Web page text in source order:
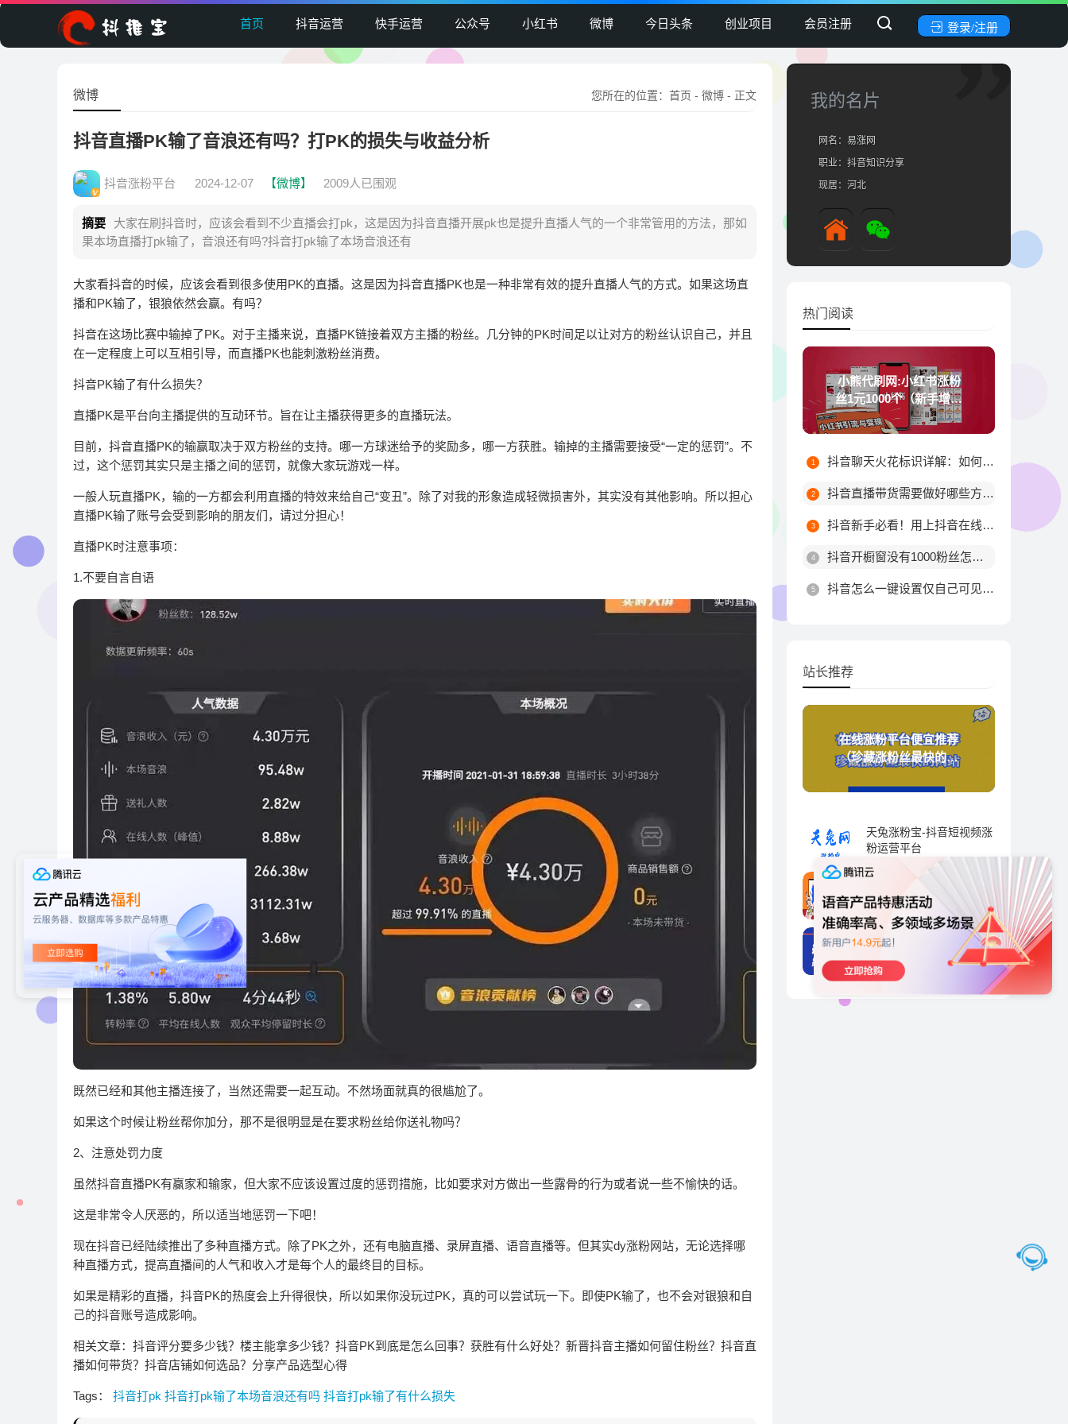
首页 抖音运营 快手运营 公众号 小红书 微博 今日头条 创业项目 会员注册 登录/注册
您所在的位置： 首页 - 微博 - 正文
微博
抖音直播PK输了音浪还有吗？打PK的损失与收益分析
抖音涨粉平台 2024-12-07 【微博】 2009人已围观
摘要
大家在刷抖音时，应该会看到不少直播会打pk，这是因为抖音直播开展pk也是提升直播人气的一个非常管用的方法，那如
果本场直播打pk输了，音浪还有吗?抖音打pk输了本场音浪还有
大家看抖音的时候，应该会看到很多使用PK的直播。这是因为抖音直播PK也是一种非常有效的提升直播人气的方式。如果这场直
播和PK输了，银狼依然会赢。有吗？
抖音在这场比赛中输掉了PK。对于主播来说，直播PK链接着双方主播的粉丝。几分钟的PK时间足以让对方的粉丝认识自己，并且
在一定程度上可以互相引导，而直播PK也能刺激粉丝消费。
抖音PK输了有什么损失？
直播PK是平台向主播提供的互动环节。旨在让主播获得更多的直播玩法。
目前，抖音直播PK的输赢取决于双方粉丝的支持。哪一方球迷给予的奖励多，哪一方获胜。输掉的主播需要接受“一定的惩罚”。不
过，这个惩罚其实只是主播之间的惩罚，就像大家玩游戏一样。
一般人玩直播PK，输的一方都会利用直播的特效来给自己“变丑”。除了对我的形象造成轻微损害外，其实没有其他影响。所以担心
直播PK输了账号会受到影响的朋友们，请过分担心！
直播PK时注意事项：
1.不要自言自语
既然已经和其他主播连接了，当然还需要一起互动。不然场面就真的很尴尬了。
如果这个时候让粉丝帮你加分，那不是很明显是在要求粉丝给你送礼物吗？
2、注意处罚力度
虽然抖音直播PK有赢家和输家，但大家不应该设置过度的惩罚措施，比如要求对方做出一些露骨的行为或者说一些不愉快的话。
这是非常令人厌恶的，所以适当地惩罚一下吧！
现在抖音已经陆续推出了多种直播方式。除了PK之外，还有电脑直播、录屏直播、语音直播等。但其实dy涨粉网站，无论选择哪
种直播方式，提高直播间的人气和收入才是每个人的最终目的目标。
如果是精彩的直播，抖音PK的热度会上升得很快，所以如果你没玩过PK，真的可以尝试玩一下。即使PK输了，也不会对银狼和自
己的抖音账号造成影响。
相关文章：抖音评分要多少钱？楼主能拿多少钱？抖音PK到底是怎么回事？获胜有什么好处？新晋抖音主播如何留住粉丝？抖音直
播如何带货？抖音店铺如何选品？分享产品选型心得
Tags： 抖音打pk 抖音打pk输了本场音浪还有吗 抖音打pk输了有什么损失
我的名片
网名：易涨网
职业：抖音知识分享
现居：河北
热门阅读
小熊代刷网:小红书涨粉
丝1元1000个（新手增加
粉丝技巧）
抖音聊天火花标识详解：如何触发不同颜色火花及最高等级规则
抖音直播带货需要做好哪些方面?
抖音新手必看！用上抖音在线涨粉平台这10个技巧，粉丝量由你决定！
抖音开橱窗没有1000粉丝怎么办
抖音怎么一键设置仅自己可见？详细步骤教你轻松搞定
站长推荐
在线涨粉平台便宜推荐
（珍藏涨粉丝最快的网
天兔涨粉宝-抖音短视频涨
粉运营平台
抖音运营 | 2023-09-01
标签，抖音直播标签怎么
弄-抖推宝
抖音运营 | 2023-09-01
易涨网平台重磅推荐！打
造属于自己的抖音粉丝帝
国！
抖音运营 | 2023-09-01